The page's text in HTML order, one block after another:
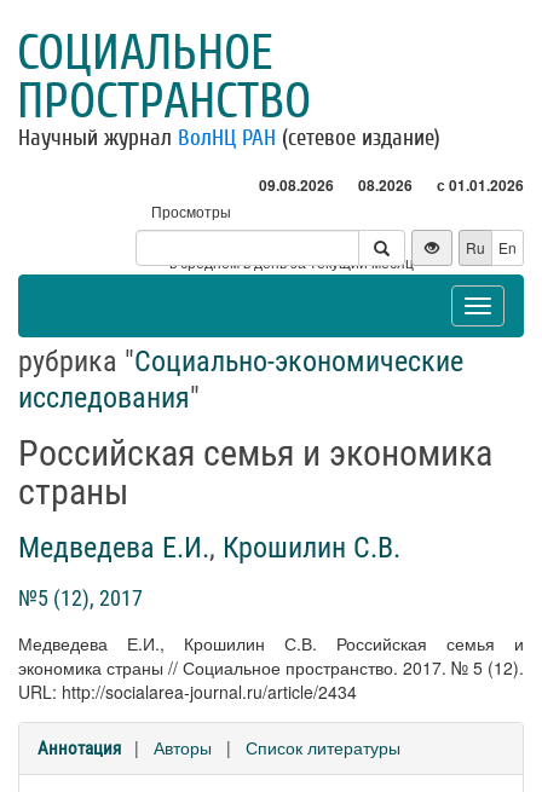
СОЦИАЛЬНОЕ
ПРОСТРАНСТВО
Научный журнал ВолНЦ РАН (сетевое издание)
09.08.2026 08.2026 с 01.01.2026
Просмотры
Посетители
* - в среднем в день за текущий месяц
Ru En
Toggle
рубрика "Социально-экономические
исследования"
Российская семья и экономика
страны
Медведева Е.И., Крошилин С.В.
№5 (12), 2017
Медведева Е.И., Крошилин С.В. Российская семья и
экономика страны // Социальное пространство. 2017. № 5 (12).
URL: http://socialarea-journal.ru/article/2434
Аннотация | Авторы | Список литературы